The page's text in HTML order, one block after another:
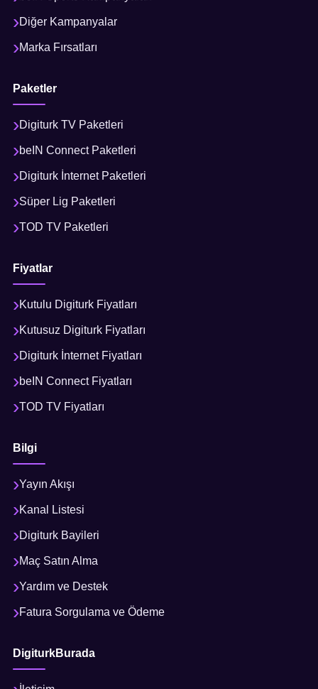
Diğer Kampanyalar
Marka Fırsatları
Paketler
Digiturk TV Paketleri
beIN Connect Paketleri
Digiturk İnternet Paketleri
Süper Lig Paketleri
TOD TV Paketleri
Fiyatlar
Kutulu Digiturk Fiyatları
Kutusuz Digiturk Fiyatları
Digiturk İnternet Fiyatları
beIN Connect Fiyatları
TOD TV Fiyatları
Bilgi
Yayın Akışı
Kanal Listesi
Digiturk Bayileri
Maç Satın Alma
Yardım ve Destek
Fatura Sorgulama ve Ödeme
DigiturkBurada